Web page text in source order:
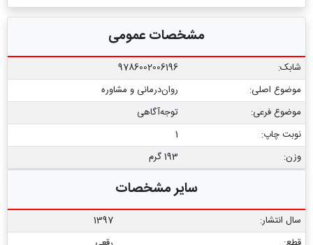
مشخصات عمومی
شابک:
9786002006196
موضوع اصلی:
روان‌درمانی و مشاوره
موضوع فرعی:
توجه‌آگاهی
نوبت چاپ:
1
وزن:
193 گرم
سایر مشخصات
سال انتشار:
1397